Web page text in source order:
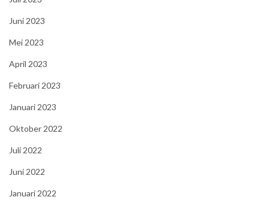
Juni 2023
Mei 2023
April 2023
Februari 2023
Januari 2023
Oktober 2022
Juli 2022
Juni 2022
Januari 2022